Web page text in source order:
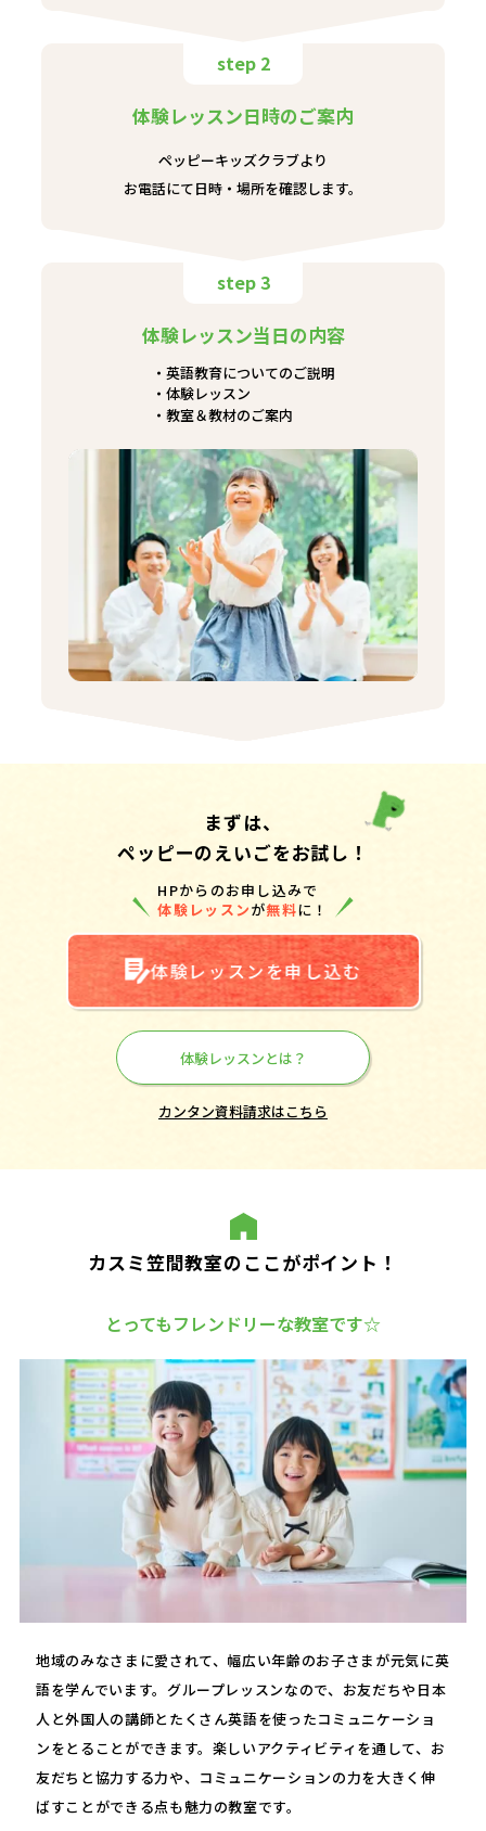
step 2
体験レッスン日時のご案内
ペッピーキッズクラブより
お電話にて日時・場所を確認します。
step 3
体験レッスン当日の内容
英語教育についてのご説明
体験レッスン
教室＆教材のご案内
まずは、
ペッピーのえいごをお試し！
HPからのお申し込みで
体験レッスンが無料に！
体験レッスンを申し込む
体験レッスンとは？
カンタン資料請求はこちら
カスミ笠間教室のここがポイント！
とってもフレンドリーな教室です☆
地域のみなさまに愛されて、幅広い年齢のお子さまが元気に英
語を学んでいます。グループレッスンなので、お友だちや日本
人と外国人の講師とたくさん英語を使ったコミュニケーショ
ンをとることができます。楽しいアクティビティを通して、お
友だちと協力する力や、コミュニケーションの力を大きく伸
ばすことができる点も魅力の教室です。